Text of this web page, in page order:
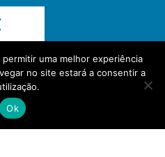
uma melhor experiência
no site estará a consentir a
Ok